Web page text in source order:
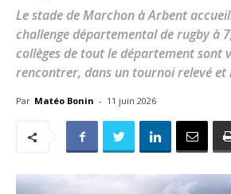
Le stade de Marchon à Arbent
challenge départemental de rugby à
collèges de tout le département sont
rencontrer, dans un tournoi relevé et
Par Matéo Bonin - 11 juin 2026